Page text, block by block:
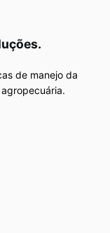
de manejo da